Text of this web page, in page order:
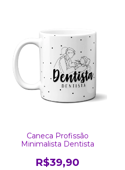
Caneca Profissão
Minimalista Dentista
R$39,90